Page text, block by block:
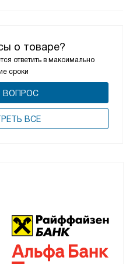
о товаре?
ответить в максимально
сроки
ВОПРОС
ВСЕ